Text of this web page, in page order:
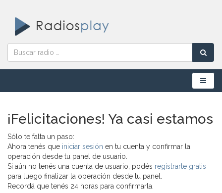
Menú
¡Felicitaciones! Ya casi estamos
Sólo te falta un paso:
Ahora tenés que iniciar sesión en tu cuenta y confirmar la
operación desde tu panel de usuario.
Si aún no tenés una cuenta de usuario, podés registrarte gratis
para luego finalizar la operación desde tu panel.
Recordá que tenés 24 horas para confirmarla.